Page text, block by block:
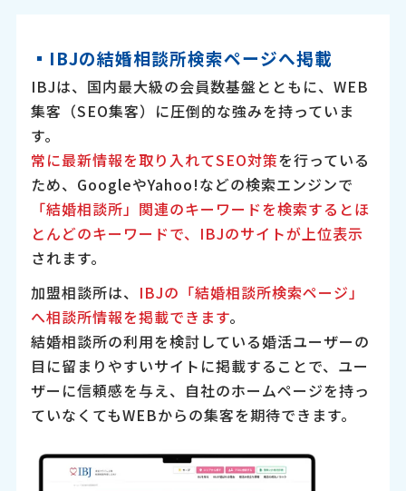
▪︎IBJの結婚相談所検索ページへ掲載
IBJは、国内最大級の会員数基盤とともに、WEB
集客（SEO集客）に圧倒的な強みを持っていま
す。
常に最新情報を取り入れてSEO対策を行っている
ため、GoogleやYahoo!などの検索エンジンで
「結婚相談所」関連のキーワードを検索するとほ
とんどのキーワードで、IBJのサイトが上位表示
されます。
加盟相談所は、 IBJの「結婚相談所検索ページ」
へ相談所情報を掲載できます。
結婚相談所の利用を検討している婚活ユーザーの
目に留まりやすいサイトに掲載することで、ユー
ザーに信頼感を与え、自社のホームページを持っ
ていなくてもWEBからの集客を期待できます。